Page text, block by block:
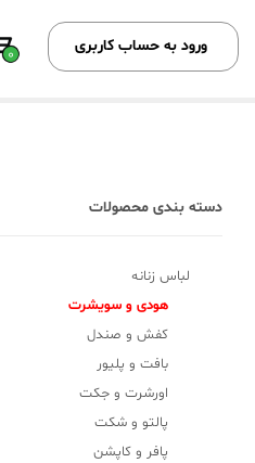
ورود به حساب کاربری 0
دسته بندی محصولات
لباس زنانه
هودی و سویشرت
کفش و صندل
بافت و پلیور
اورشرت و جکت
پالتو و شکت
پافر و کاپشن